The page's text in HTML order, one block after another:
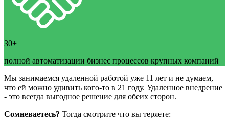
30+
полной автоматизации бизнес процессов крупных компаний
Мы занимаемся удаленной работой уже 11 лет и не думаем,
что ей можно удивить кого-то в 21 году. Удаленное внедрение
- это всегда выгодное решение для обеих сторон.
Сомневаетесь? Тогда смотрите что вы теряете: